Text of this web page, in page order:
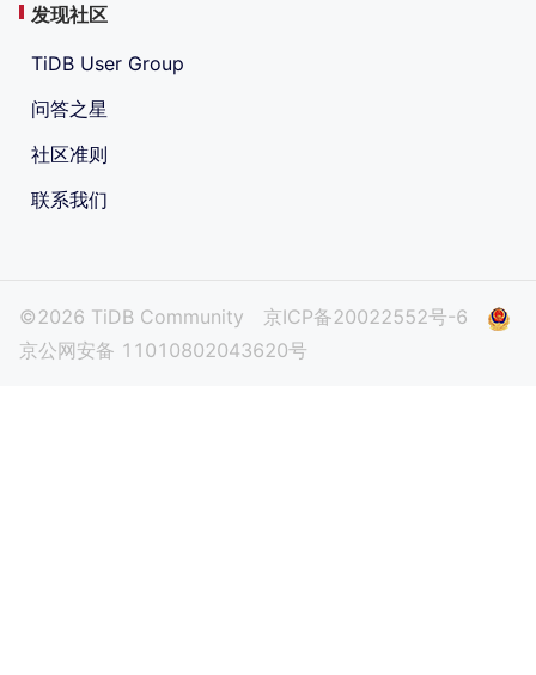
发现社区
TiDB User Group
问答之星
社区准则
联系我们
©2026 TiDB Community
京ICP备20022552号-6
京公网安备 11010802043620号